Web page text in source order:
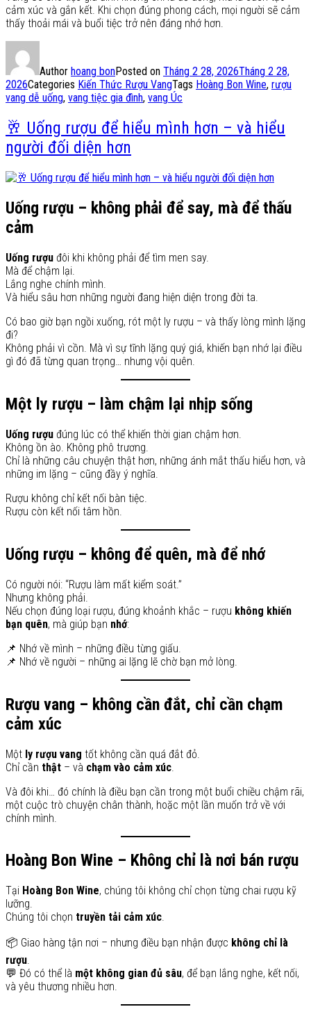
cảm xúc và gắn kết. Khi chọn đúng phong cách, mọi người sẽ cảm
thấy thoải mái và buổi tiệc trở nên đáng nhớ hơn.
Author hoang bonPosted on Tháng 2 28, 2026Tháng 2 28,
2026Categories Kiến Thức Rượu VangTags Hoàng Bon Wine, rượu
vang dễ uống, vang tiệc gia đình, vang Úc
🥂 Uống rượu để hiểu mình hơn – và hiểu
người đối diện hơn
Uống rượu – không phải để say, mà để thấu
cảm
Uống rượu đôi khi không phải để tìm men say.
Mà để chậm lại.
Lắng nghe chính mình.
Và hiểu sâu hơn những người đang hiện diện trong đời ta.
Có bao giờ bạn ngồi xuống, rót một ly rượu – và thấy lòng mình lặng
đi?
Không phải vì cồn. Mà vì sự tĩnh lặng quý giá, khiến bạn nhớ lại điều
gì đó đã từng quan trọng… nhưng vội quên.
Một ly rượu – làm chậm lại nhịp sống
Uống rượu đúng lúc có thể khiến thời gian chậm hơn.
Không ồn ào. Không phô trương.
Chỉ là những câu chuyện thật hơn, những ánh mắt thấu hiểu hơn, và
những im lặng – cũng đầy ý nghĩa.
Rượu không chỉ kết nối bàn tiệc.
Rượu còn kết nối tâm hồn.
Uống rượu – không để quên, mà để nhớ
Có người nói: “Rượu làm mất kiểm soát.”
Nhưng không phải.
Nếu chọn đúng loại rượu, đúng khoảnh khắc – rượu không khiến
bạn quên, mà giúp bạn nhớ:
📌 Nhớ về mình – những điều từng giấu.
📌 Nhớ về người – những ai lặng lẽ chờ bạn mở lòng.
Rượu vang – không cần đắt, chỉ cần chạm
cảm xúc
Một ly rượu vang tốt không cần quá đắt đỏ.
Chỉ cần thật – và chạm vào cảm xúc
Và đôi khi… đó chính là điều bạn cần trong một buổi chiều chậm rãi,
một cuộc trò chuyện chân thành, hoặc một lần muốn trở về với
chính mình.
Hoàng Bon Wine – Không chỉ là nơi bán rượu
Tại Hoàng Bon Wine, chúng tôi không chỉ chọn từng chai rượu kỹ
lưỡng.
Chúng tôi chọn truyền tải cảm xúc.
📦 Giao hàng tận nơi – nhưng điều bạn nhận được không chỉ là
rượu.
💬 Đó có thể là một không gian đủ sâu, để bạn lắng nghe, kết nối,
và yêu thương nhiều hơn.